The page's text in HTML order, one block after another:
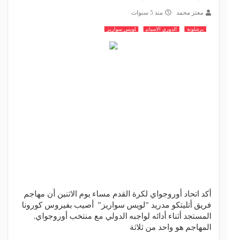
معتز محمد منذ 5 سنوات
برشلونة الدوري الاسباني لويس سواريز
أكد اتحاد أوروجواي لكرة القدم مساء يوم الاثنين أن مهاجم
فريق أتليتكو مدريد "لويس سواريز" أصيب بفيروس كورونا
المستجد أثناء أدائه لواجبه الدولي مع منتخب أوروجواي.
المهاجم هو واحد من ثلاثة